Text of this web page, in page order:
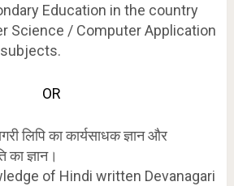
Education in the country
Science / Computer Application
OR
लिपि का कार्यसाधक ज्ञान और
का ज्ञान।
of Hindi written Devanagari